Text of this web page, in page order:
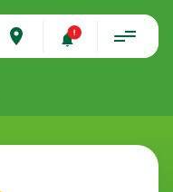
place